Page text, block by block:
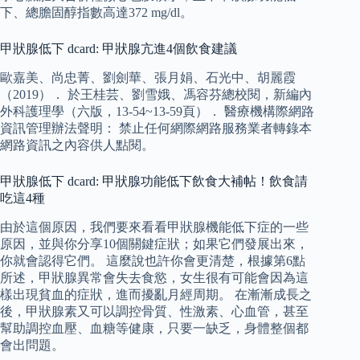
下、總膽固醇指數高達372 mg/dl。
甲狀腺低下 dcard: 甲狀腺亢進4個飲食建議
歐嘉美、尚忠菁、劉劍華、張月娟、石光中、胡麗霞
（2019）． 於王桂芸、劉雪娥、馮容芬總校閱，新編內
外科護理學（六版，13-54~13-59頁）． 醫療機構際網路
資訊管理辦法聲明： 禁止任何網際網路服務業者轉錄本
網路資訊之內容供人點閱。
甲狀腺低下 dcard: 甲狀腺功能低下飲食大補帖！飲食請
吃這4種
由於這個原因，我們要來看看甲狀腺機能低下症的一些
原因，並與你分享10個關鍵症狀；如果它們發展出來，
你就會認得它們。 這麼說也許你會更清楚，根據第6點
所述，甲狀腺異常會失去食慾，女生很有可能會因為這
樣出現貧血的症狀，進而擾亂月經周期。 在漸漸成長之
後，甲狀腺素又可以調控骨質、性激素、心血管，甚至
幫助調控血壓、血糖等健康，只要一缺乏，身體整個都
會出問題。